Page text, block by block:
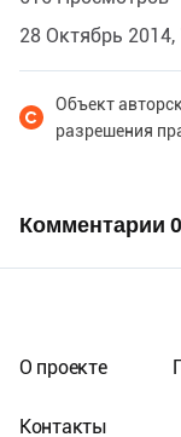
28 Октябрь 2014,
Объект
разрешения
Комментарии 0
О проекте
Контакты